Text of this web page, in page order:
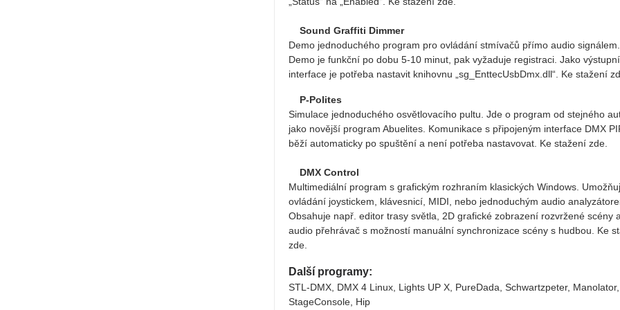
Sound Graffiti Dimmer
Demo jednoduchého program pro ovládání stmívačů přímo audio signálem.
Demo je funkční po dobu 5-10 minut, pak vyžaduje registraci. Jako výstupní
interface je potřeba nastavit knihovnu „sg_EnttecUsbDmx.dll“. Ke stažení
P-Polites
Simulace jednoduchého osvětlovacího pultu. Jde o program od stejného
jako novější program Abuelites. Komunikace s připojeným interface DMX
běží automaticky po spuštění a není potřeba nastavovat. Ke stažení zde.
DMX Control
Multimediální program s grafickým rozhraním klasických Windows.
ovládání joystickem, klávesnicí, MIDI, nebo jednoduchým audio
Obsahuje např. editor trasy světla, 2D grafické zobrazení rozvržené scény a
audio přehrávač s možností manuální synchronizace scény s hudbou. Ke
zde.
Další programy:
STL-DMX, DMX 4 Linux, Lights UP X, PureDada, Schwartzpeter, Manolator,
StageConsole, Hip